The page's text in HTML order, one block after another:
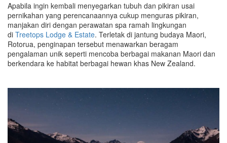
Apabila ingin kembali menyegarkan tubuh dan pikiran usai
pernikahan yang perencanaannya cukup menguras pikiran,
manjakan diri dengan perawatan spa ramah lingkungan
di Treetops Lodge & Estate. Terletak di jantung budaya Maori,
Rotorua, penginapan tersebut menawarkan beragam
pengalaman unik seperti mencoba berbagai makanan Maori dan
berkendara ke habitat berbagai hewan khas New Zealand.